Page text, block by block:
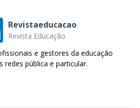
Revistaeducacao
Revista Educação
e gestores da educação
redes pública e particular.